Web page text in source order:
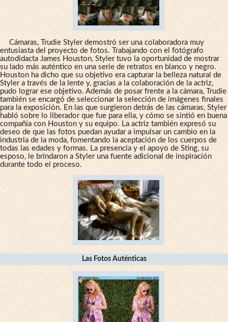
Cámaras, Trudie Styler demostró ser una colaboradora muy
entusiasta del proyecto de fotos. Trabajando con el fotógrafo
autodidacta James Houston, Styler tuvo la oportunidad de mostrar
su lado más auténtico en una serie de retratos en blanco y negro.
Houston ha dicho que su objetivo era capturar la belleza natural de
Styler a través de la lente y, gracias a la colaboración de la actriz,
pudo lograr ese objetivo. Además de posar frente a la cámara, Trudie
también se encargó de seleccionar la selección de imágenes finales
para la exposición. En las que surgieron detrás de las cámaras, Styler
habló sobre lo liberador que fue para ella, y cómo se sintió en buena
compañía con Houston y su equipo. La actriz también expresó su
deseo de que las fotos puedan ayudar a impulsar un cambio en la
industria de la moda, fomentando la aceptación de los cuerpos de
todas las edades y formas. La presencia y el apoyo de Sting, su
esposo, le brindaron a Styler una fuente adicional de inspiración
durante todo el proceso.
Las Fotos Auténticas